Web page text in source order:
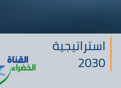
استراتيجية
2030